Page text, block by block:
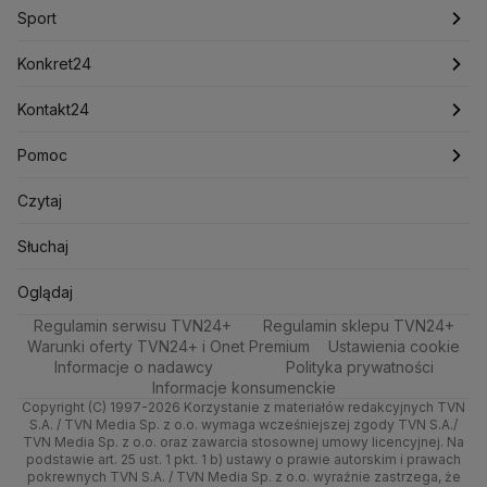
Kryptowaluty
Lotnisko Chopina
Mariusz Błaszczak
Mark Zuckerberg
Ministerstwo Aktywów Państwowych
Ministerstwo Infrastruktury
Ministerstwo Rolnictwa
Ministerstwo Rozwoju i Technologii
Ministerstwo Sportu i Turystyki
Ministerstwo Cyfryzacji
Ministerstwo Edukacji Narodowej
Ministerstwo Finansów
Ministerstwo Klimatu i Środowiska
Artykuły
Newslettery
Biznes
Meteo
Sport
Technologia
Kultura i styl
Quizy
Katowice
Kraków
Poznań
Trójmiasto
Wrocław
Kielce
Kujawsko-pomorskie
Lublin
Lubuskie
Olsztyn
Opole
Notowania
Pieniądze
Nieruchomości
Rynki
Dla firm
Handel
Ze świata
Tech
Moto
Dla seniora
Turystyka
Pogoda godzinowa
Pogoda długoterminowa
Pogoda na jutro
Pogoda na weekend
Najnowsze
Polska
Prognoza
Świat
Nauka
Ciekawostki
Podróże
Sport
Piłka Nożna
Tenis
Kolarstwo
Skoki Narciarskie
Sporty zimowe
Lekkoatletyka
Siatkówka
Konkret24
Najnowsze
Polska
Świat
Polityka
Zdrowie
Tech
Nauka
Rozrywka
Kontakt24
Najnowsze
Gorące Tematy
Wyślij zgłoszenie
Pomoc
Centrum pomocy
Test zgodności
Oglądaj na TV
Zrealizuj voucher
Czytaj
Słuchaj
Oglądaj
Regulamin serwisu TVN24+
Regulamin sklepu TVN24+
Warunki oferty TVN24+ i Onet Premium
Ustawienia cookie
Informacje o nadawcy
Polityka prywatności
Informacje konsumenckie
Copyright (C) 1997-2026 Korzystanie z materiałów redakcyjnych TVN
S.A. / TVN Media Sp. z o.o. wymaga wcześniejszej zgody TVN S.A./
TVN Media Sp. z o.o. oraz zawarcia stosownej umowy licencyjnej. Na
podstawie art. 25 ust. 1 pkt. 1 b) ustawy o prawie autorskim i prawach
pokrewnych TVN S.A. / TVN Media Sp. z o.o. wyraźnie zastrzega, że